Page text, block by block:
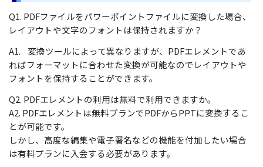
Q1. PDFファイルをパワーポイントファイルに変換した場合、
レイアウトや文字のフォントは保持されますか？
A1. 変換ツールによって異なりますが、PDFエレメントであ
ればフォーマットに合わせた変換が可能なのでレイアウトや
フォントを保持することができます。
Q2. PDFエレメントの利用は無料で利用できますか。
A2. PDFエレメントは無料プランでPDFからPPTに変換するこ
とが可能です。
しかし、高度な編集や電子署名などの機能を付加したい場合
は有料プランに入会する必要があります。